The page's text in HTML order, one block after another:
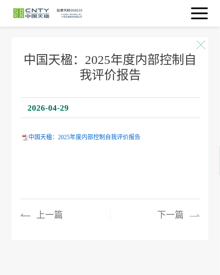
中国天楹：2025年度内部控制自
我评价报告
2026-04-29
中国天楹：2025年度内部控制自我评价报告
上一篇 下一篇